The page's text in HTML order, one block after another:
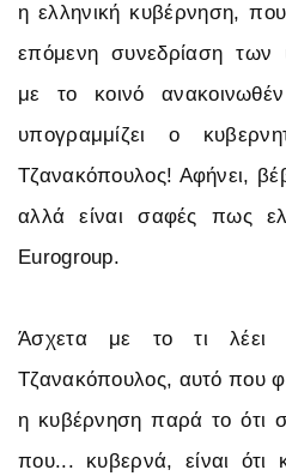
η ελληνική κυβέρνηση,
επόμενη συνεδρίαση των
με το κοινό
υπογραμμίζει ο
Τζανακόπουλος! Αφήνει,
αλλά είναι σαφές πως
Eurogroup.
Άσχετα με το τι
Τζανακόπουλος, αυτό που
η κυβέρνηση παρά το ότι
που... κυβερνά, είναι ότι